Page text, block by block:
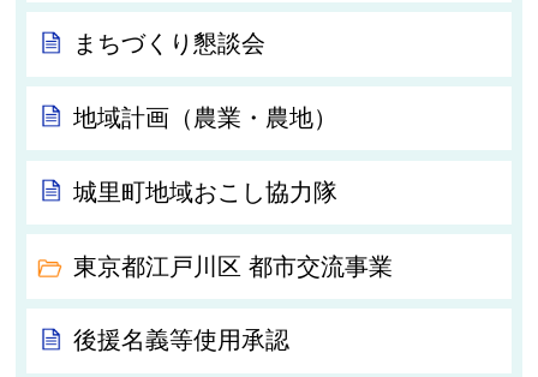
まちづくり懇談会
地域計画（農業・農地）
城里町地域おこし協力隊
東京都江戸川区 都市交流事業
後援名義等使用承認